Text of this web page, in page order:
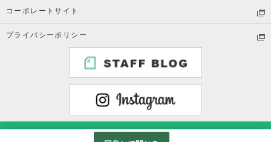
コーポレートサイト
プライバシーポリシー